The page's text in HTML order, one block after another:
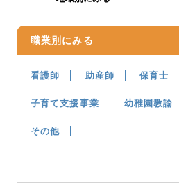
職業別にみる
看護師 助産師 保育士
子育て支援事業 幼稚園教諭
その他